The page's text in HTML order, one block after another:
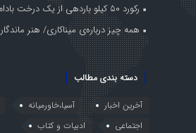
رکورد ۵۰ کیلو باردهی از یک درخت بادام
همه چیز درباره‌ی میناکاری/ هنر ماندگار
دسته بندی مطالب
آخرین اخبار آسیا،خاورمیانه
اجتماعی
ادبیات و کتاب